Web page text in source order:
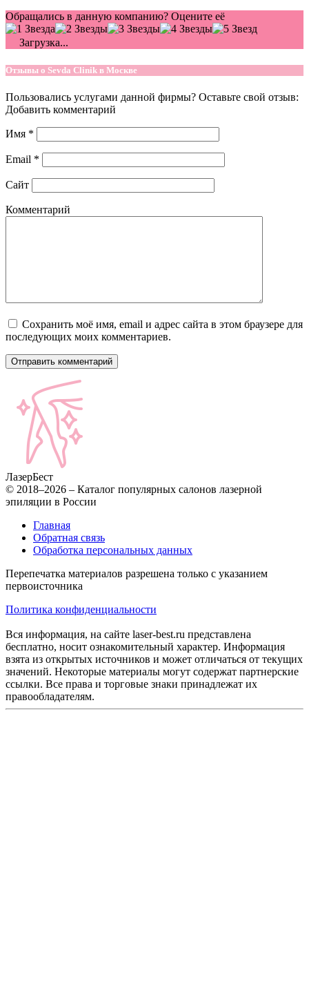
Обращались в данную компанию? Оцените её
Загрузка...
Отзывы о Sevda Clinik в Москве
Пользовались услугами данной фирмы? Оставьте свой отзыв:
Добавить комментарий
Имя *
Email *
Сайт
Комментарий
Сохранить моё имя, email и адрес сайта в этом браузере для
последующих моих комментариев.
ЛазерБест
© 2018–2026 – Каталог популярных салонов лазерной
эпиляции в России
Главная
Обратная связь
Обработка персональных данных
Перепечатка материалов разрешена только с указанием
первоисточника
Политика конфиденциальности
Вся информация, на сайте laser-best.ru представлена
бесплатно, носит ознакомительный характер. Информация
взята из открытых источников и может отличаться от текущих
значений. Некоторые материалы могут содержат партнерские
ссылки. Все права и торговые знаки принадлежат их
правообладателям.